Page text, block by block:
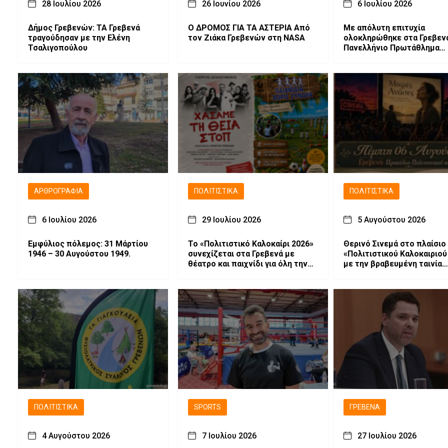
28 Ιουλίου 2026
Δήμος Γρεβενών: ΤΑ Γρεβενά
τραγούδησαν με την Ελένη
Τσαλιγοπούλου
26 Ιουνίου 2026
Ο ΔΡΟΜΟΣ ΓΙΑ ΤΑ ΑΣΤΕΡΙΑ Από
τον Ζιάκα Γρεβενών στη NASA
6 Ιουλίου 2026
Με απόλυτη επιτυχία
ολοκληρώθηκε στα
Πανελλήνιο Πρωτάθλημα
ΑΡΘΡΟΓΡΑΦΊΑ
6 Ιουλίου 2026
Εμφύλιος πόλεμος: 31 Μάρτίου
1946 – 30 Αυγούστου 1949.
ΠΟΛΙΤΙΣΤΙΚΆ
29 Ιουλίου 2026
Το «Πολιτιστικό Καλοκαίρι 2026»
συνεχίζεται στα Γρεβενά με
θέατρο και παιχνίδι για όλη την
ΠΟΛΙΤΙΣΤΙΚΆ
5 Αυγούστου 2026
Θερινό Σινεμά στο
«Πολιτιστικού
με την βραβευμένη ταινία
ΠΟΛΙΤΙΣΤΙΚΆ
4 Αυγούστου 2026
SPORTS
7 Ιουλίου 2026
ΓΡΕΒΕΝΆ
27 Ιουλίου 2026